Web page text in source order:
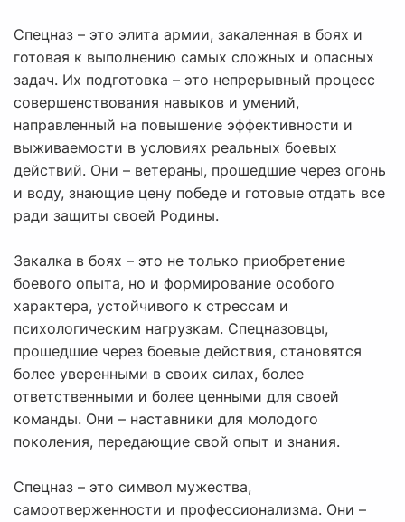
Спецназ – это элита армии, закаленная в боях и
готовая к выполнению самых сложных и опасных
задач. Их подготовка – это непрерывный процесс
совершенствования навыков и умений,
направленный на повышение эффективности и
выживаемости в условиях реальных боевых
действий. Они – ветераны, прошедшие через огонь
и воду, знающие цену победе и готовые отдать все
ради защиты своей Родины.
Закалка в боях – это не только приобретение
боевого опыта, но и формирование особого
характера, устойчивого к стрессам и
психологическим нагрузкам. Спецназовцы,
прошедшие через боевые действия, становятся
более уверенными в своих силах, более
ответственными и более ценными для своей
команды. Они – наставники для молодого
поколения, передающие свой опыт и знания.
Спецназ – это символ мужества,
самоотверженности и профессионализма. Они –